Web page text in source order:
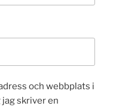
och webbplats i
skriver en